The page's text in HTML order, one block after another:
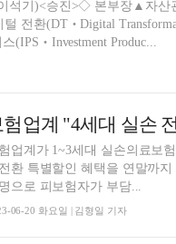
기)<승진>◇ 본부장▲자산
전환(DT‧Digital
Produc...
험업계 "4세대 실손
업계가 1~3세대 실손의료보
특별할인 혜택을 연말까지 확대 운영하기로 했
으로 피보험자가 부담...
06-20 화요일 | 김형일 기자